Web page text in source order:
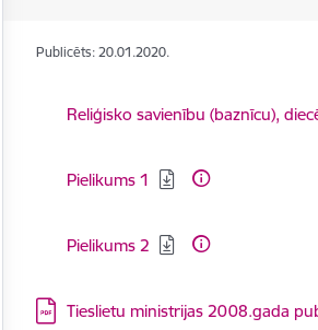
Publicēts: 20.01.2020.
Lejupielādēt:
Reliģisko savienību (baznīcu),
Lejupielādēt:
Pielikums 1
Lejupielādēt:
Pielikums 2
Lejupielādēt:
Tieslietu ministrijas 2008.gada